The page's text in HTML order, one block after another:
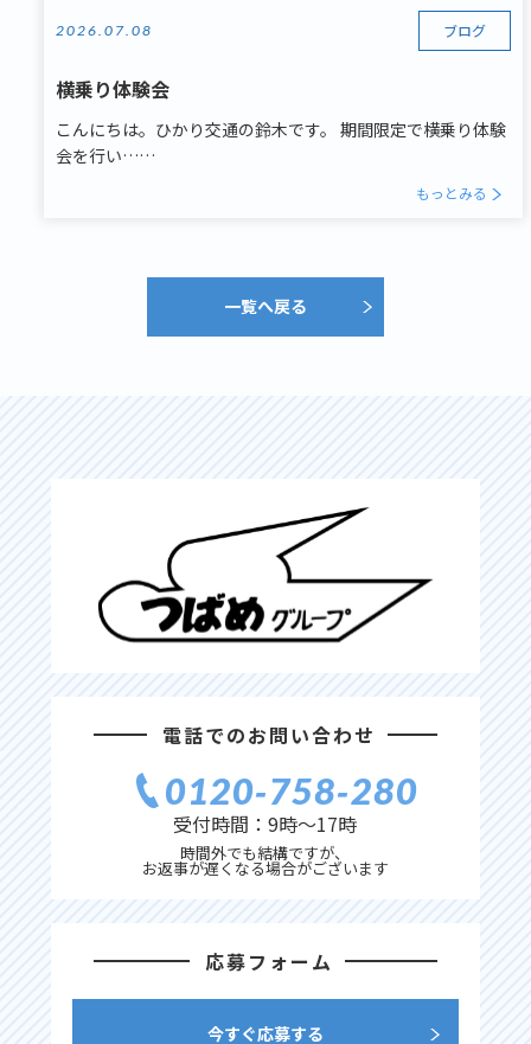
2026.07.08 ブログ
横乗り体験会
こんにちは。ひかり交通の鈴木です。 期間限定で横乗り体験
会を行い……
もっとみる
一覧へ戻る
電話でのお問い合わせ
0120‐758‐280
受付時間：9時〜17時
時間外でも結構ですが、
お返事が遅くなる場合がございます
応募フォーム
今すぐ応募する